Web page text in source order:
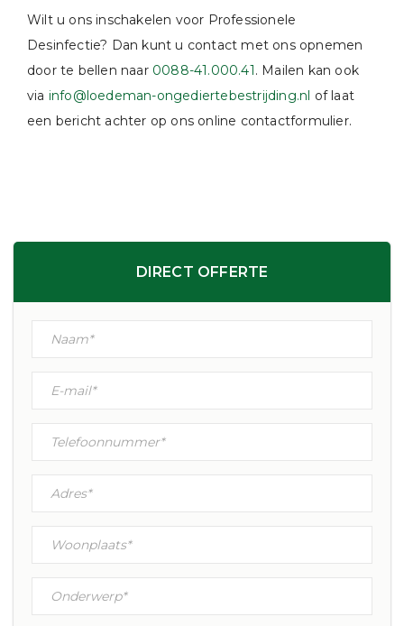
Wilt u ons inschakelen voor Professionele
Desinfectie? Dan kunt u contact met ons opnemen
door te bellen naar 0088-41.000.41. Mailen kan ook
via info@loedeman-ongediertebestrijding.nl of laat
een bericht achter op ons online contactformulier.
DIRECT OFFERTE